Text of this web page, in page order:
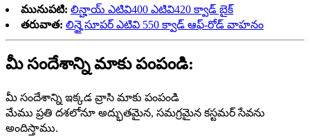
మునుపటి: లిన్హాయ్ ఎటివి400 ఎటివి420 క్వాడ్ బైక్
తరువాత: లిన్హై సూపర్ ఎటివి 550 క్వాడ్ ఆఫ్-రోడ్ వాహనం
మీ సందేశాన్ని మాకు పంపండి:
మీ సందేశాన్ని ఇక్కడ వ్రాసి మాకు పంపండి
మేము ప్రతి దశలోనూ అద్భుతమైన, సమగ్రమైన కస్టమర్ సేవను
అందిస్తాము.